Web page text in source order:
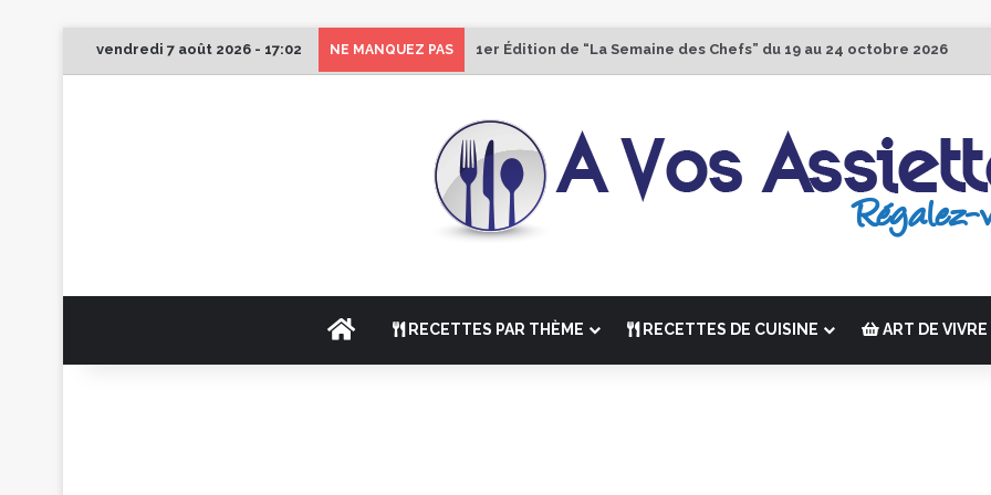
vendredi 7 août 2026 - 17:02 NE MANQUEZ PAS 1er Édition de “La Semaine des Chefs” du 19 au 24 octobre 2026
ACCUEILRECETTES PAR THÈME RECETTES DE CUISINE ART DE VIVRE